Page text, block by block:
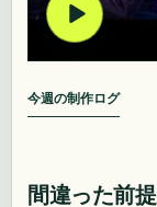
今週の制作ログ
間違った前